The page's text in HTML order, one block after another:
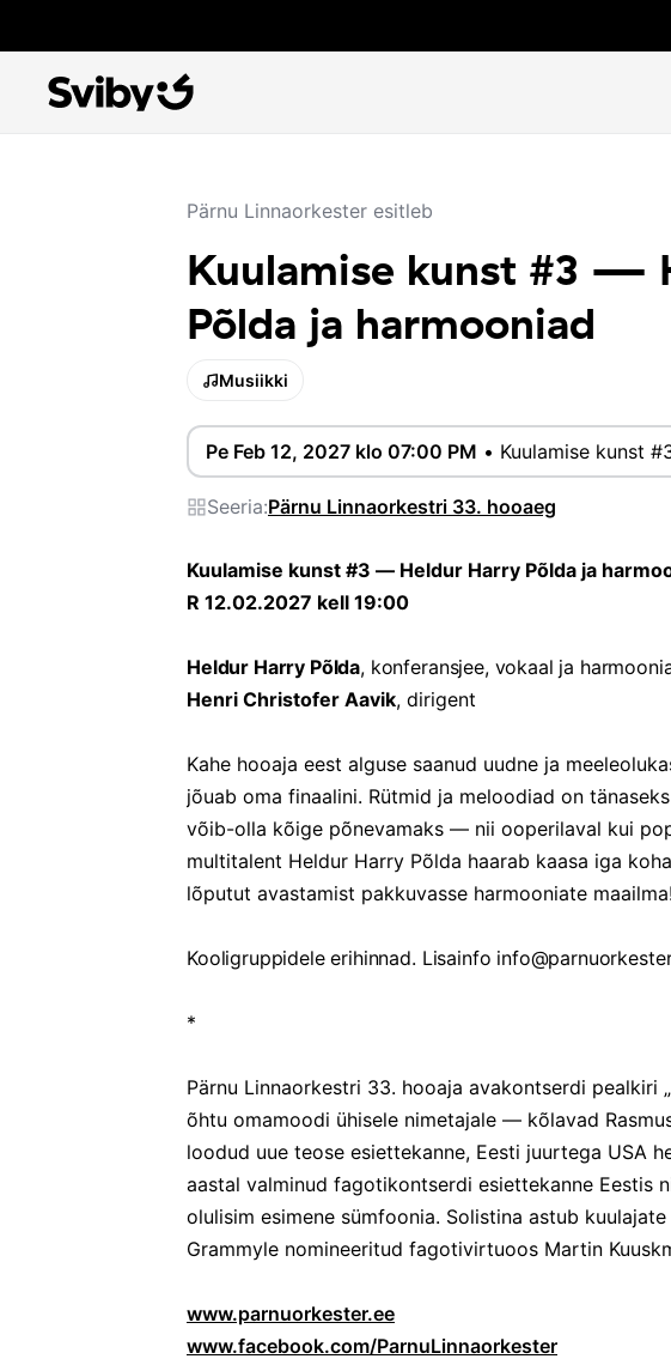
Pärnu Linnaorkester esitleb
Kuulamise kunst #3 —
Põlda ja harmooniad
Musiikki
Pe Feb 12, 2027 klo 07:00 PM • Kuulamise kunst
Seeria:Pärnu Linnaorkestri 33. hooaeg
Kuulamise kunst #3 — Heldur Harry Põlda ja
R 12.02.2027 kell 19:00
Heldur Harry Põlda, konferansjee, vokaal ja
Henri Christofer Aavik, dirigent
Kahe hooaja eest alguse saanud uudne ja
jõuab oma finaalini. Rütmid ja meloodiad on
võib-olla kõige põnevamaks — nii ooperilaval kui
multitalent Heldur Harry Põlda haarab kaasa iga
lõputut avastamist pakkuvasse harmooniate maailma!
Kooligruppidele erihinnad. Lisainfo
*
Pärnu Linnaorkestri 33. hooaja avakontserdi pealkiri
õhtu omamoodi ühisele nimetajale — kõlavad
loodud uue teose esiettekanne, Eesti juurtega USA
aastal valminud fagotikontserdi esiettekanne Eestis
olulisim esimene sümfoonia. Solistina astub
Grammyle nomineeritud fagotivirtuoos Martin
www.parnuorkester.ee
www.facebook.com/ParnuLinnaorkester